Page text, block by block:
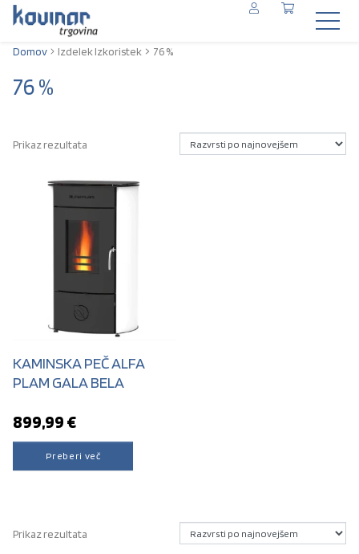
Domov Izdelek Izkoristek 76 %
76 %
Prikaz rezultata
KAMINSKA PEČ ALFA
PLAM GALA BELA
899,99€
Preberi več
Prikaz rezultata